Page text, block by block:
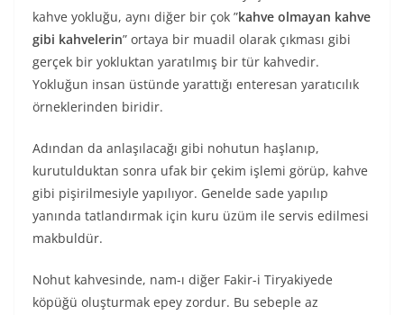
kahve yokluğu, aynı diğer bir çok ”kahve olmayan kahve
gibi kahvelerin” ortaya bir muadil olarak çıkması gibi
gerçek bir yokluktan yaratılmış bir tür kahvedir.
Yokluğun insan üstünde yarattığı enteresan yaratıcılık
örneklerinden biridir.
Adından da anlaşılacağı gibi nohutun haşlanıp,
kurutulduktan sonra ufak bir çekim işlemi görüp, kahve
gibi pişirilmesiyle yapılıyor. Genelde sade yapılıp
yanında tatlandırmak için kuru üzüm ile servis edilmesi
makbuldür.
Nohut kahvesinde, nam-ı diğer Fakir-i Tiryakiyede
köpüğü oluşturmak epey zordur. Bu sebeple az